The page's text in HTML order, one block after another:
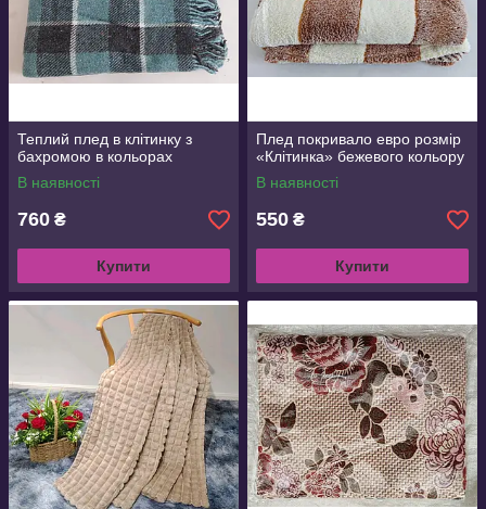
Теплий плед в клітинку з
бахромою в кольорах
В наявності
760 ₴
Купити
Плед покривало евро розмір
«Клітинка» бежевого кольору
В наявності
550 ₴
Купити